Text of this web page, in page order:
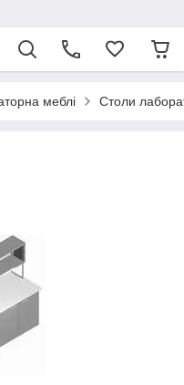
меблі Столи